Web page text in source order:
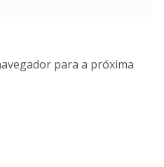
para a próxima